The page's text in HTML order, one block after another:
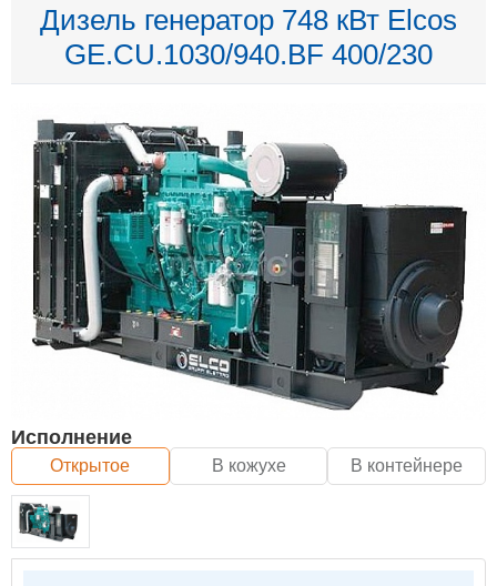
Дизель генератор 748 кВт Elcos
GE.CU.1030/940.BF 400/230
Исполнение
Открытое В кожухе В контейнере